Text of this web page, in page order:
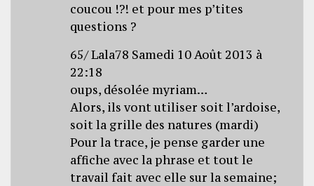
coucou !?! et pour mes p’tites
questions ?
65/ Lala78 Samedi 10 Août 2013 à
22:18
oups, désolée myriam…
Alors, ils vont utiliser soit l’ardoise,
soit la grille des natures (mardi)
Pour la trace, je pense garder une
affiche avec la phrase et tout le
travail fait avec elle sur la semaine;